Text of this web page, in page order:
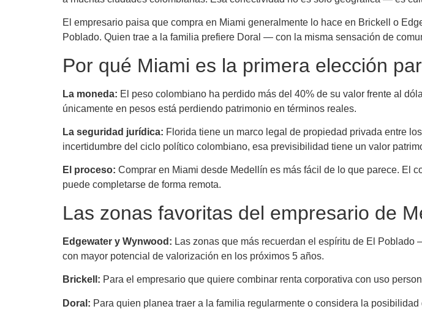
El empresario paisa que compra en Miami generalmente lo hace en Brickell o
Poblado. Quien trae a la familia prefiere Doral — con la misma sensación de
Por qué Miami es la primera elección
La moneda: El peso colombiano ha perdido más del 40% de su valor frente al
únicamente en pesos está perdiendo patrimonio en términos reales.
La seguridad jurídica: Florida tiene un marco legal de propiedad privada entre
incertidumbre del ciclo político colombiano, esa previsibilidad tiene un valor
El proceso: Comprar en Miami desde Medellín es más fácil de lo que parece. El
puede completarse de forma remota.
Las zonas favoritas del empresario de
Edgewater y Wynwood: Las zonas que más recuerdan el espíritu de El
con mayor potencial de valorización en los próximos 5 años.
Brickell: Para el empresario que quiere combinar renta corporativa con uso
Doral: Para quien planea traer a la familia regularmente o considera la